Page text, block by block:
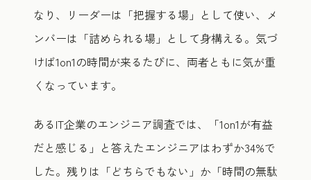
なり、リーダーは「把握する場」として使い、メ
ンバーは「詰められる場」として身構える。気づ
けば1on1の時間が来るたびに、両者ともに気が重
くなっています。
あるIT企業のエンジニア調査では、「1on1が有益
だと感じる」と答えたエンジニアはわずか34%で
した。残りは「どちらでもない」か「時間の無駄